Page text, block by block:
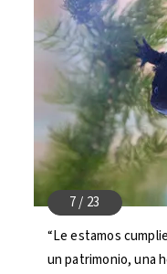
“Le estamos
un patrimonio, una